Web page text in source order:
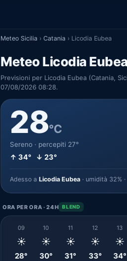
Meteo Sicilia › Catania › Licodia Eubea
Meteo Licodia Eubea
Previsioni per Licodia Eubea (Catania,
07/08/2026 08:28.
28°C
Sereno · percepiti 27°
↑ 34° ↓ 23°
Adesso a Licodia Eubea · umidità 32%
ORA PER ORA · 24H BLEND
09
☀️
28°
10
☀️
30°
11
☀️
31°
12
☀️
33°
13
☀️
34°